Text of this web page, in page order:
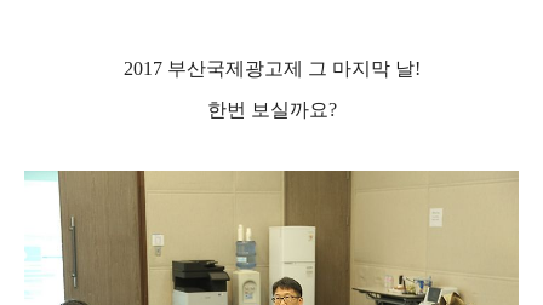
2017 부산국제광고제 그 마지막 날!
한번 보실까요?